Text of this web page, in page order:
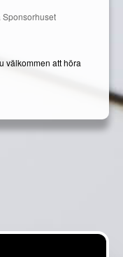
Sponsorhuset
välkommen att höra